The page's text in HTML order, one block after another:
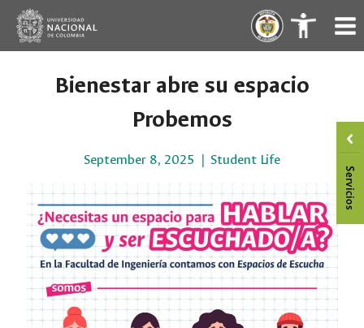
content
. .
Bienestar abre su espacio
Probemos
September 8, 2025 Student Life